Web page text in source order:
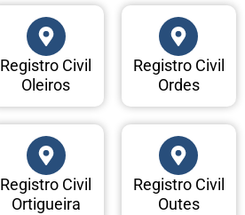
Registro Civil
Oleiros
Registro Civil
Ordes
Registro Civil
Ortigueira
Registro Civil
Outes